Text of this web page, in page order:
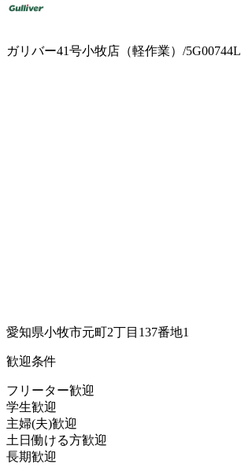
ガリバー41号小牧店（軽作業）/5G00744L
愛知県小牧市元町2丁目137番地1
歓迎条件
フリーター歓迎
学生歓迎
主婦(夫)歓迎
土日働ける方歓迎
長期歓迎